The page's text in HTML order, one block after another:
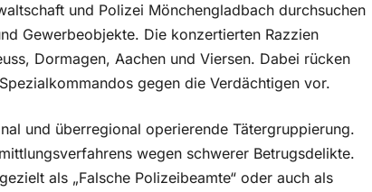
und Polizei Mönchengladbach durchsuchen
Gewerbeobjekte. Die konzertierten Razzien
Dormagen, Aachen und Viersen. Dabei rücken
gegen die Verdächtigen vor.
und überregional operierende Tätergruppierung.
wegen schwerer Betrugsdelikte.
als „Falsche Polizeibeamte“ oder auch als